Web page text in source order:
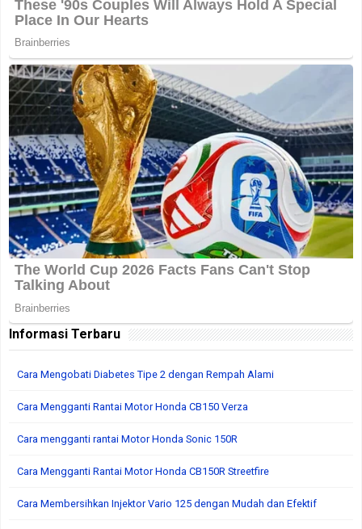
Informasi Terbaru
Cara Mengobati Diabetes Tipe 2 dengan Rempah Alami
Cara Mengganti Rantai Motor Honda CB150 Verza
Cara mengganti rantai Motor Honda Sonic 150R
Cara Mengganti Rantai Motor Honda CB150R Streetfire
Cara Membersihkan Injektor Vario 125 dengan Mudah dan Efektif